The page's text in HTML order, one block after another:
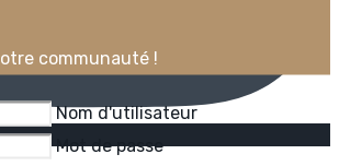
communauté !
Nom d'utilisateur
Mot de passe